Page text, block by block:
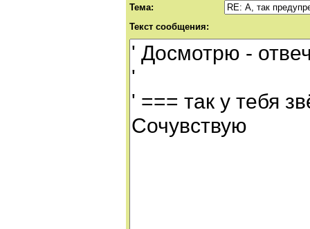
Тема:
Текст сообщения: